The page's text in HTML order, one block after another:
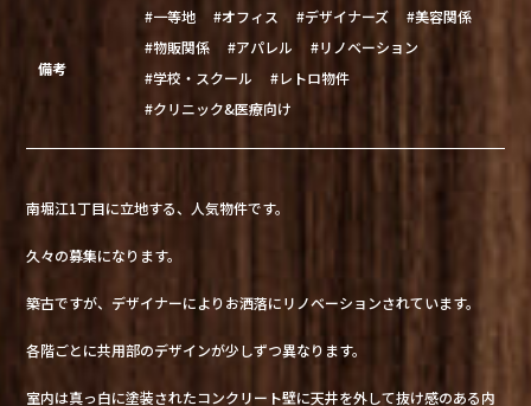
備考
#一等地 #オフィス #デザイナーズ
#美容関係
#物販関係
#アパレル
#リノベーション
#学校・スクール
#レトロ物件
#クリニック&医療向け
南堀江1丁目に立地する、人気物件です。
久々の募集になります。
築古ですが、デザイナーによりお洒落にリノベーションされています。
各階ごとに共用部のデザインが少しずつ異なります。
室内は真っ白に塗装されたコンクリート壁に天井を外して抜け感のある内